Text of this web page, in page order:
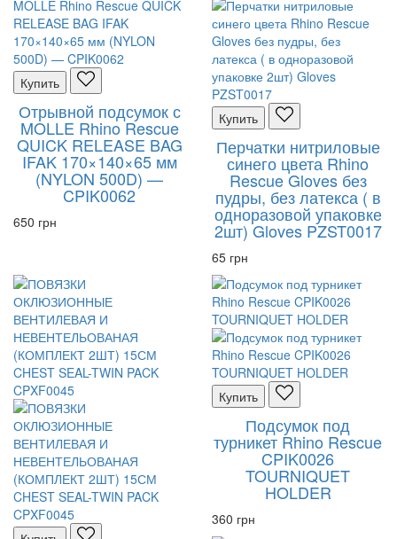
Купить
Отрывной подсумок с
MOLLE Rhino Rescue
QUICK RELEASE BAG
IFAK 170×140×65 мм
(NYLON 500D) —
CPIK0062
650 грн
Купить
Перчатки нитриловые
синего цвета Rhino
Rescue Gloves без
пудры, без латекса ( в
одноразовой упаковке
2шт) Gloves PZST0017
65 грн
Купить
Подсумок под
турникет Rhino Rescue
CPIK0026
TOURNIQUET
HOLDER
360 грн